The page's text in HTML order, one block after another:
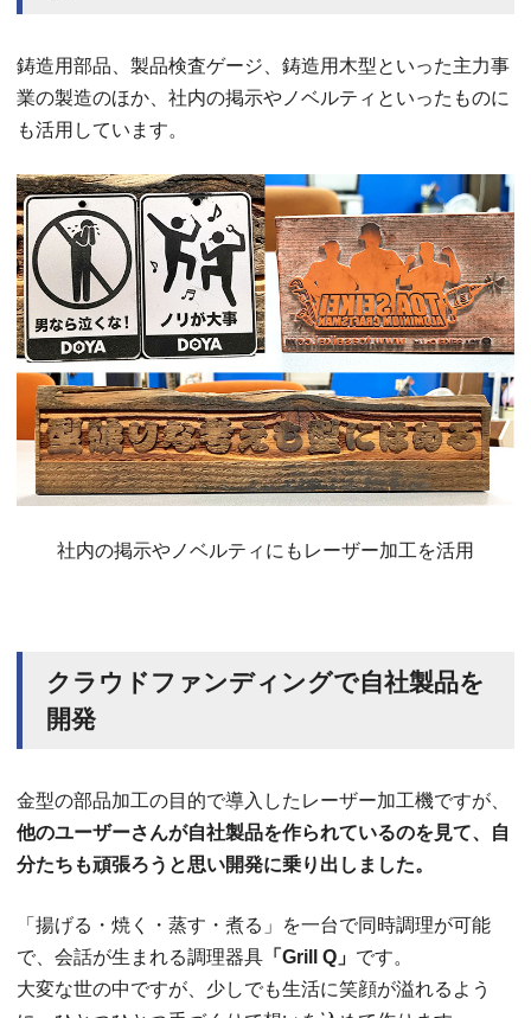
鋳造用部品、製品検査ゲージ、鋳造用木型といった主力事
業の製造のほか、社内の掲示やノベルティといったものに
も活用しています。
社内の掲示やノベルティにもレーザー加工を活用
クラウドファンディングで自社製品を
開発
金型の部品加工の目的で導入したレーザー加工機ですが、
他のユーザーさんが自社製品を作られているのを見て、自
分たちも頑張ろうと思い開発に乗り出しました。
「揚げる・焼く・蒸す・煮る」を一台で同時調理が可能
で、会話が生まれる調理器具 「Grill Q」 です。
大変な世の中ですが、少しでも生活に笑顔が溢れるよう